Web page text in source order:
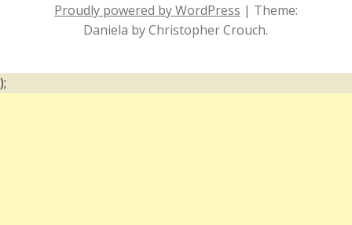
Comportamento
e
Acessibilidade
um
surdo
Proudly powered by WordPress | Theme:
Daniela by Christopher Crouch.
);